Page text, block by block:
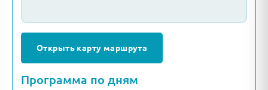
Открыть карту маршрута
Программа по дням